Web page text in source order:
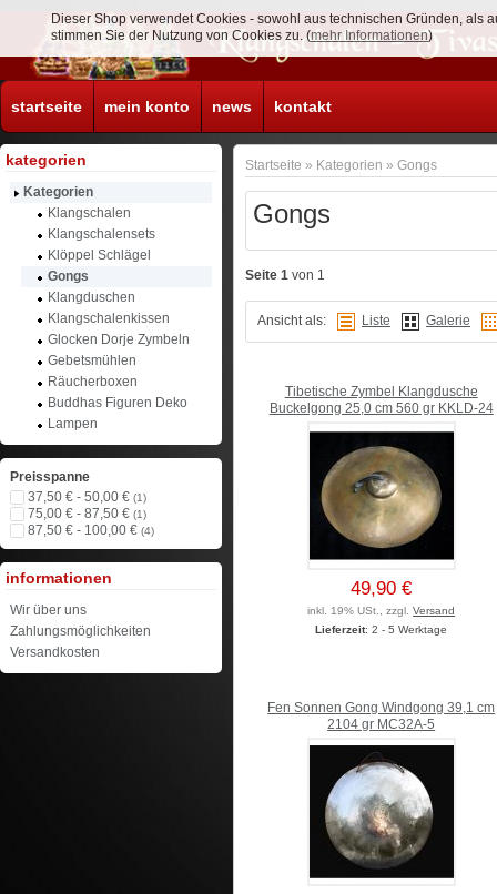
startseite mein konto news kontakt
Startseite » Kategorien » Gongs
Gongs
Seite 1 von 1
Ansicht als: Liste Galerie
Tibetische Zymbel Klangdusche
Buckelgong 25,0 cm 560 gr KKLD-24
49,90 €
inkl. 19% USt., zzgl.Versand
Lieferzeit: 2 - 5 Werktage
Fen Sonnen Gong Windgong 39,1 cm
2104 gr MC32A-5
kategorien
Kategorien
Klangschalen
Klangschalensets
Klöppel Schlägel
Gongs
Klangduschen
Klangschalenkissen
Glocken Dorje Zymbeln
Gebetsmühlen
Räucherboxen
Buddhas Figuren Deko
Lampen
Preisspanne
37,50 € - 50,00 € (1)
75,00 € - 87,50 € (1)
87,50 € - 100,00 € (4)
informationen
Wir über uns
Zahlungsmöglichkeiten
Versandkosten
Dieser Shop verwendet Cookies - sowohl aus technischen Gründen, als
stimmen Sie der Nutzung von Cookies zu. (mehr Informationen)